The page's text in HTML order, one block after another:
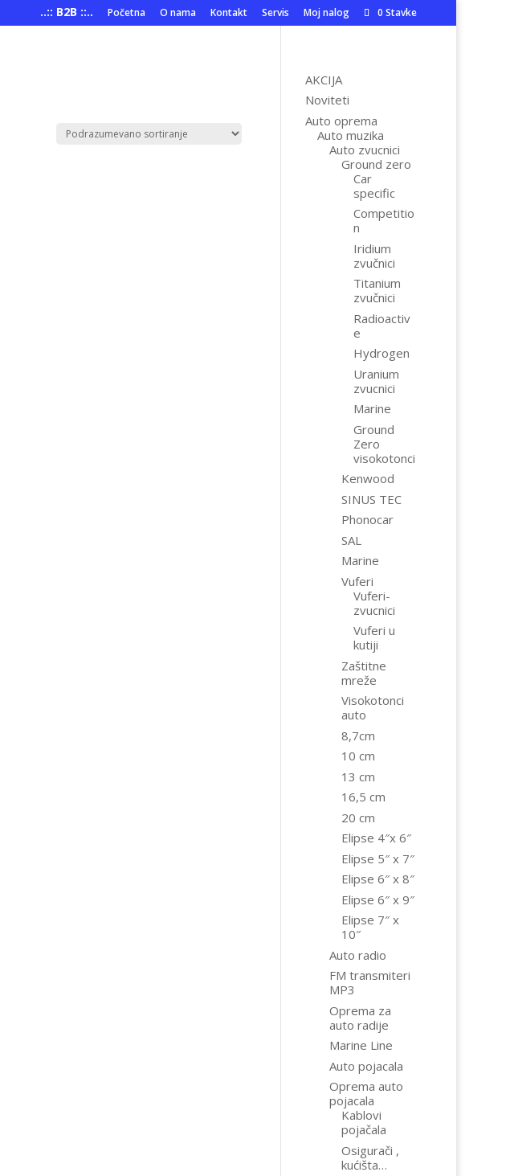
..:: B2B ::.. Početna O nama Kontakt Servis Moj nalog 0 Stavke
AKCIJA
Noviteti
Auto oprema
Auto muzika
Auto zvucnici
Ground zero
Car
specific
Competitio
n
Iridium
zvučnici
Titanium
zvučnici
Radioactiv
e
Hydrogen
Uranium
zvucnici
Marine
Ground
Zero
visokotonci
Kenwood
SINUS TEC
Phonocar
SAL
Marine
Vuferi
Vuferi-
zvucnici
Vuferi u
kutiji
Zaštitne
mreže
Visokotonci
auto
8,7cm
10 cm
13 cm
16,5 cm
20 cm
Elipse 4″x 6″
Elipse 5″ x 7″
Elipse 6″ x 8″
Elipse 6″ x 9″
Elipse 7″ x
10″
Auto radio
FM transmiteri
MP3
Oprema za
auto radije
Marine Line
Auto pojacala
Oprema auto
pojacala
Kablovi
pojačala
Osigurači ,
kućišta…